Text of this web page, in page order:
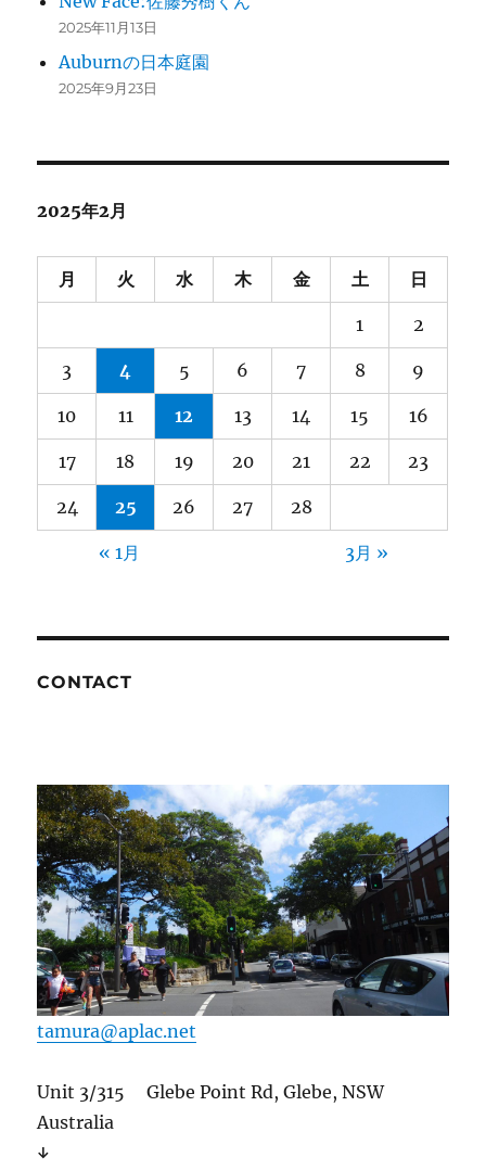
2025年11月13日
Auburnの日本庭園
2025年9月23日
2025年2月
月 火 水 木 金 土 日
1 2
3 4 5 6 7 8 9
10 11 12 13 14 15 16
17 18 19 20 21 22 23
24 25 26 27 28
« 1月 3月 »
CONTACT
tamura@aplac.net
Unit 3/315 Glebe Point Rd, Glebe, NSW
Australia
↓